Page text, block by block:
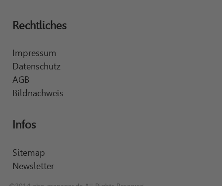
Rechtliches
Impressum
Datenschutz
AGB
Bildnachweis
Infos
Sitemap
Newsletter